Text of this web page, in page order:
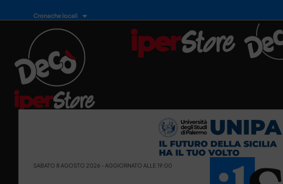
Cronache locali
SABATO 8 AGOSTO 2026 - AGGIORNATO ALLE 19:00